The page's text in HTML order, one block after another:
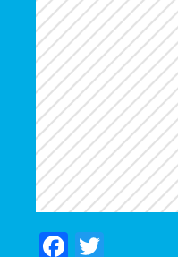
Facebook